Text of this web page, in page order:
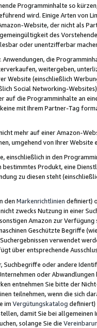
Programminhalte so
wird. Einige Arten von
Website, der nicht als
des
oder unentzifferbar
die
weitergeben,
Website (einschließlich
Social Networking-
auf die Programminhalte an
mit Ihrem Partner-Tag
mehr auf einer Amazon-
umgehend von Ihrer
einschließlich in den
bestimmtes Produkt, eine
zu diesen steht
den Markenrichtlinien definiert)
nicht zwecks Nutzung in einer
Amazon zur
Geschützte Begriffe
verwendet
über entsprechende
oder andere
oder
entnehmen Sie bitte der
teilnehmen, wenn die sich
im Vergütungskatalog definiert)
damit Sie bei
solange Sie die